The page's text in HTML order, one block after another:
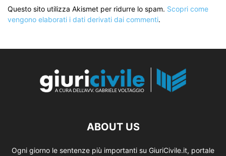
Questo sito utilizza Akismet per ridurre lo spam. Scopri come
vengono elaborati i dati derivati dai commenti.
ABOUT US
Ogni giorno le sentenze più importanti su GiuriCivile.it, portale